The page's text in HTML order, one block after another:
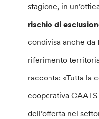
stagione, in
rischio di
condivisa anche da
riferimento
racconta: «Tutta la
cooperativa
dell’offerta nel